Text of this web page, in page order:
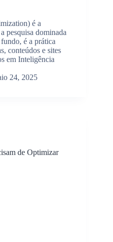
é a
pesquisa dominada
é a prática
conteúdos e sites
em Inteligência
24, 2025
de Optimizar